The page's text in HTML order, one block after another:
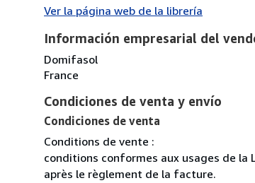
Ver la página web de la librería
Información empresarial del
Domifasol
France
Condiciones de venta y envío
Condiciones de venta
Conditions de vente :
conditions conformes aux usages de la
après le règlement de la facture.